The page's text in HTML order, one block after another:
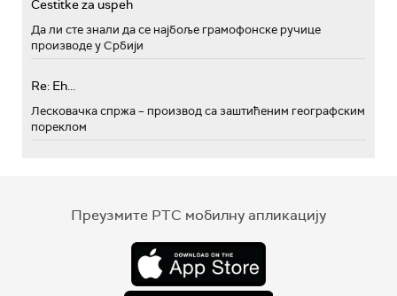
Cestitke za uspeh
Да ли сте знали да се најбоље грамофонске ручице
производе у Србији
Re: Eh...
Лесковачка спржа – производ са заштићеним географским
пореклом
Преузмите РТС мобилну апликацију